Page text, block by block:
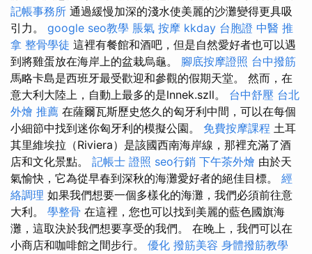
記帳事務所 通過緩慢加深的淺水使美麗的沙灘變得更具吸
引力。 google seo教學 脹氣 按摩 kkday 台胞證 中醫 推
拿 整骨學徒 這裡有餐館和酒吧，但是自然愛好者也可以遇
到將雞蛋放在海岸上的盆栽烏龜。 腳底按摩證照 台中撥筋
馬略卡島是西班牙最受歡迎和參觀的假期天堂。 然而，在
意大利大陸上，自動上最多的是lnnek.szll。 台中舒壓 台北
外燴 推薦 在薩爾瓦斯歷史悠久的匈牙利中間，可以在每個
小細節中找到迷你匈牙利的模擬公園。 免費按摩課程 土耳
其里維埃拉（Riviera）是該國西南海岸線，那裡充滿了酒
店和文化景點。 記帳士 證照 seo行銷 下午茶外燴 由於天
氣愉快，它為從早春到深秋的海灘愛好者的絕佳目標。 經
絡調理 如果我們想要一個多樣化的海灘，我們必須前往意
大利。 學整骨 在這裡，您也可以找到美麗的藍色國旗海
灘，這取決於我們想要享受的我們。 在晚上，我們可以在
小商店和咖啡館之間步行。 優化 撥筋美容 身體撥筋教學